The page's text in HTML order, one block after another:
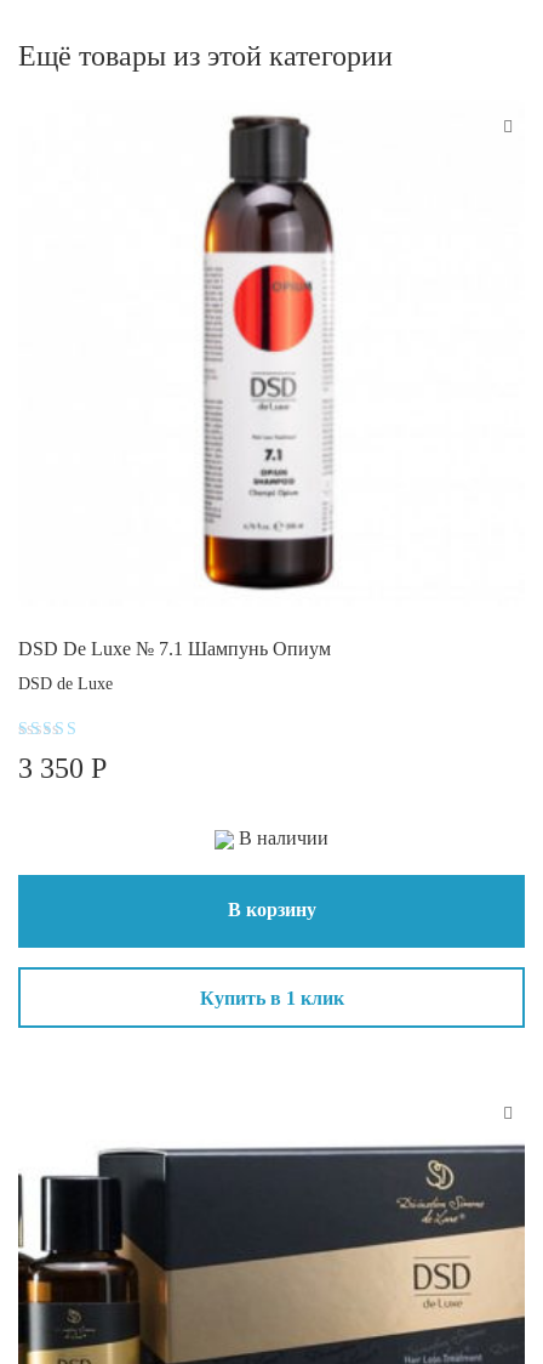
Ещё товары из этой категории
DSD De Luxe № 7.1 Шампунь Опиум
DSD de Luxe
5.00
3 350 Р
В наличии
В корзину
Купить в 1 клик